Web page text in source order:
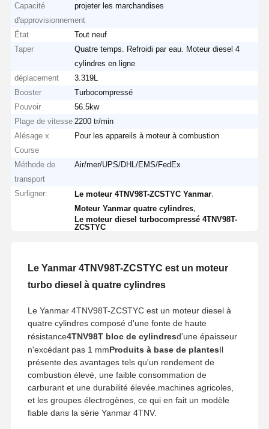
Capacité
d'approvisionnement
projeter les marchandises
État
Tout neuf
Taper
Quatre temps. Refroidi par eau. Moteur diesel 4
cylindres en ligne
déplacement
3.319L
Booster
Turbocompressé
Pouvoir
56.5kw
Plage de vitesse 2200 tr/min
Alésage x
Course
Pour les appareils à moteur à combustion
Méthode de
transport
Air/mer/UPS/DHL/EMS/FedEx
Surligner: Le moteur 4TNV98T-ZCSTYC Yanmar
Moteur Yanmar quatre cylindres
Le moteur diesel turbocompressé 4TNV98T-
ZCSTYC
Le Yanmar 4TNV98T-ZCSTYC est un moteur
turbo diesel à quatre cylindres
Le Yanmar 4TNV98T-ZCSTYC est un moteur diesel à
quatre cylindres composé d'une fonte de haute
résistance4TNV98T bloc de cylindresd'une épaisseur
n'excédant pas 1 mmProduits à base de plantesIl
présente des avantages tels qu'un rendement de
combustion élevé, une faible consommation de
carburant et une durabilité élevée.machines agricoles,
et les groupes électrogènes, ce qui en fait un modèle
fiable dans la série Yanmar 4TNV.